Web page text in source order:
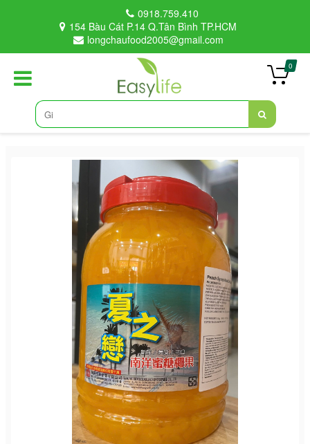
0918.759.410
154 Bàu Cát P.14 Q.Tân Bình TP.HCM
longchaufood2005@gmail.com
0